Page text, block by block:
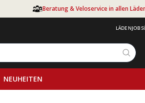
Beratung & Veloservice in allen
LÄDENJOBS
NEUHEITEN